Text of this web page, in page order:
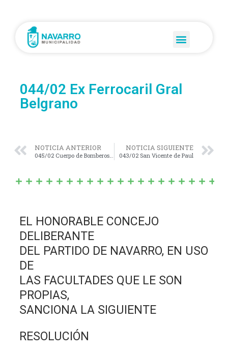
044/02 Ex Ferrocaril Gral
Belgrano
NOTICIA ANTERIOR
045/02 Cuerpo de Bomberos Voluntarios
NOTICIA SIGUIENTE
043/02 San Vicente de Paul
EL HONORABLE CONCEJO
DELIBERANTE
DEL PARTIDO DE NAVARRO, EN USO
DE
LAS FACULTADES QUE LE SON
PROPIAS,
SANCIONA LA SIGUIENTE
RESOLUCIÓN